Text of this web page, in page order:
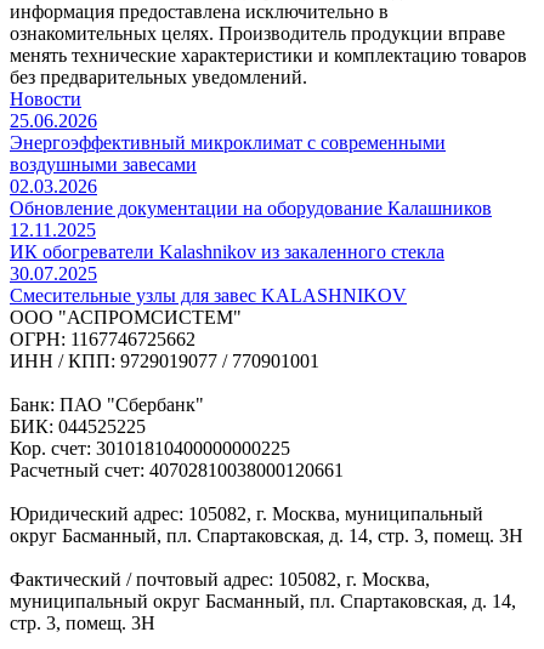
информация предоставлена исключительно в
ознакомительных целях. Производитель продукции вправе
менять технические характеристики и комплектацию товаров
без предварительных уведомлений.
Новости
25.06.2026
Энергоэффективный микроклимат с современными
воздушными завесами
02.03.2026
Обновление документации на оборудование Калашников
12.11.2025
ИК обогреватели Kalashnikov из закаленного стекла
30.07.2025
Cмесительные узлы для завес KALASHNIKOV
ООО "АСПРОМСИСТЕМ"
ОГРН: 1167746725662
ИНН / КПП: 9729019077 / 770901001
Банк: ПАО "Сбербанк"
БИК: 044525225
Кор. счет: 30101810400000000225
Расчетный счет: 40702810038000120661
Юридический адрес: 105082, г. Москва, муниципальный
округ Басманный, пл. Спартаковская, д. 14, стр. 3, помещ. 3Н
Фактический / почтовый адрес: 105082, г. Москва,
муниципальный округ Басманный, пл. Спартаковская, д. 14,
стр. 3, помещ. 3Н